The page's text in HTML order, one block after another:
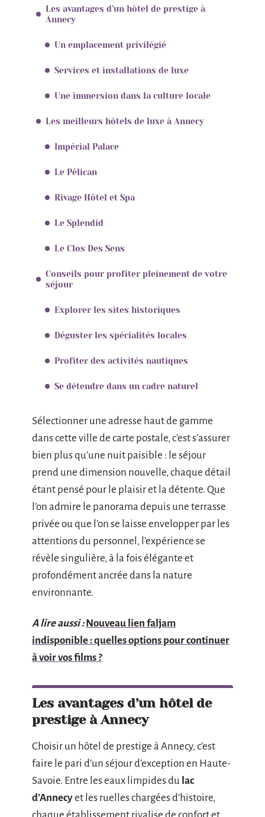
Les avantages d’un hôtel de prestige à
Annecy
Un emplacement privilégié
Services et installations de luxe
Une immersion dans la culture locale
Les meilleurs hôtels de luxe à Annecy
Impérial Palace
Le Pélican
Rivage Hôtel et Spa
Le Splendid
Le Clos Des Sens
Conseils pour profiter pleinement de votre
séjour
Explorer les sites historiques
Déguster les spécialités locales
Profiter des activités nautiques
Se détendre dans un cadre naturel
Sélectionner une adresse haut de gamme
dans cette ville de carte postale, c’est s’assurer
bien plus qu’une nuit paisible : le séjour
prend une dimension nouvelle, chaque détail
étant pensé pour le plaisir et la détente. Que
l’on admire le panorama depuis une terrasse
privée ou que l’on se laisse envelopper par les
attentions du personnel, l’expérience se
révèle singulière, à la fois élégante et
profondément ancrée dans la nature
environnante.
A lire aussi : Nouveau lien faljam
indisponible : quelles options pour continuer
à voir vos films ?
Les avantages d’un hôtel de
prestige à Annecy
Choisir un hôtel de prestige à Annecy, c’est
faire le pari d’un séjour d’exception en Haute-
Savoie. Entre les eaux limpides du lac
d’Annecyet les ruelles chargées d’histoire,
chaque établissement rivalise de confort et